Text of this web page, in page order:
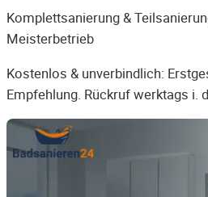
Komplettsanierung &
Meisterbetrieb
Kostenlos & unverbindlich:
Empfehlung. Rückruf werktags i.